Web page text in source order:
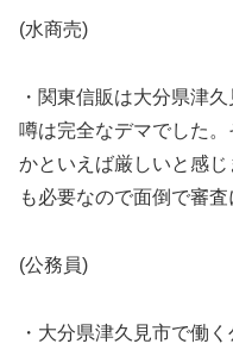
(水商売)
・関東信販は大分県津
噂は完全なデマでした
かといえば厳しいと感
も必要なので面倒で審査
(公務員)
・大分県津久見市で働